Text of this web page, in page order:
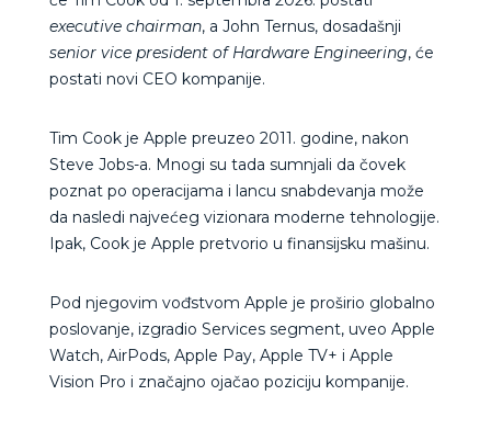
executive chairman, a John Ternus, dosadašnji
senior vice president of Hardware Engineering, će
postati novi CEO kompanije.
Tim Cook je Apple preuzeo 2011. godine, nakon
Steve Jobs-a. Mnogi su tada sumnjali da čovek
poznat po operacijama i lancu snabdevanja može
da nasledi najvećeg vizionara moderne tehnologije.
Ipak, Cook je Apple pretvorio u finansijsku mašinu.
Pod njegovim vođstvom Apple je proširio globalno
poslovanje, izgradio Services segment, uveo Apple
Watch, AirPods, Apple Pay, Apple TV+ i Apple
Vision Pro i značajno ojačao poziciju kompanije.